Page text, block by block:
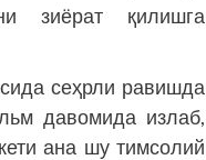
зиёрат қилишга
сеҳрли равишда
давомида излаб,
ана шу тимсолий